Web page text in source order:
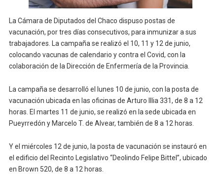
La Cámara de Diputados del Chaco dispuso postas de
vacunación, por tres días consecutivos, para inmunizar a sus
trabajadores. La campaña se realizó el 10, 11 y 12 de junio,
colocando vacunas de calendario y contra el Covid, con la
colaboración de la Dirección de Enfermería de la Provincia.
La campaña se desarrolló el lunes 10 de junio, con la posta de
vacunación ubicada en las oficinas de Arturo Illia 331, de 8 a 12
horas. El martes 11 de junio, se realizó en la sede ubicada en
Pueyrredón y Marcelo T. de Alvear, también de 8 a 12 horas.
Y el miércoles 12 de junio, la posta de vacunación se instauró en
el edificio del Recinto Legislativo “Deolindo Felipe Bittel”, ubicado
en Brown 520, de 8 a 12 horas.